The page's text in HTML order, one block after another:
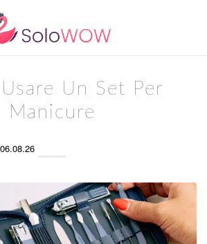
Un Set Per
Manicure